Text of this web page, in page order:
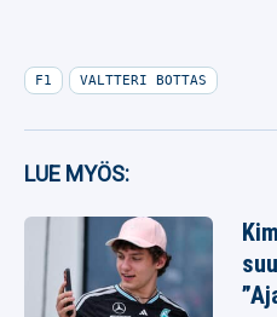
F1 VALTTERI BOTTAS
LUE MYÖS: